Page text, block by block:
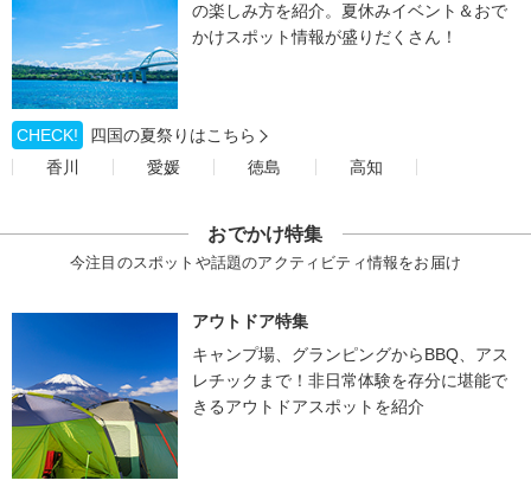
の楽しみ方を紹介。夏休みイベント＆おで
かけスポット情報が盛りだくさん！
CHECK!
四国の夏祭りはこちら
香川
愛媛 徳島 高知
おでかけ特集
今注目のスポットや話題のアクティビティ情報をお届け
アウトドア特集
キャンプ場、グランピングからBBQ、アス
レチックまで！非日常体験を存分に堪能で
きるアウトドアスポットを紹介